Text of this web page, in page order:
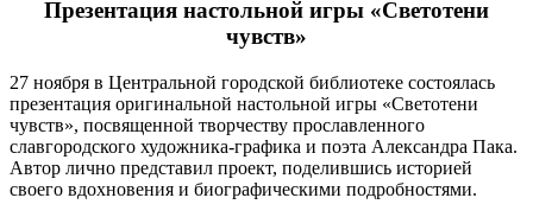
Презентация настольной игры «Светотени
чувств»
27 ноября в Центральной городской библиотеке состоялась
презентация оригинальной настольной игры «Светотени
чувств», посвященной творчеству прославленного
славгородского художника-графика и поэта Александра Пака.
Автор лично представил проект, поделившись историей
своего вдохновения и биографическими подробностями.